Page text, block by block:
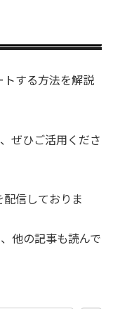
する方法を解説
ぜひご活用くださ
信しておりま
他の記事も読んで